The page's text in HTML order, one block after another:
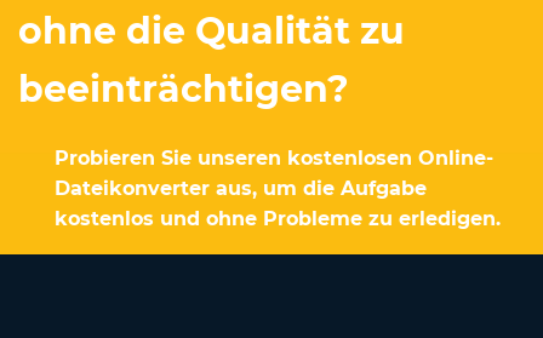
ohne die Qualität zu
beeinträchtigen?
Probieren Sie unseren kostenlosen Online-
Dateikonverter aus, um die Aufgabe
kostenlos und ohne Probleme zu erledigen.